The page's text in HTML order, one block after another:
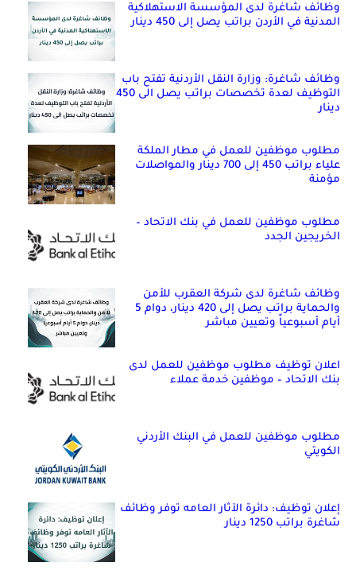
وظائف شاغرة لدى المؤسسة الاستهلاكية
المدنية في الأردن براتب يصل إلى 450 دينار
وظائف شاغرة: وزارة النقل الأردنية تفتح باب
التوظيف لعدة تخصصات براتب يصل الى 450
دينار
مطلوب موظفين للعمل في مطار الملكة
علياء براتب 450 إلى 700 دينار والمواصلات
مؤمنة
مطلوب موظفين للعمل في بنك الاتحاد –
الخريجين الجدد
وظائف شاغرة لدى شركة العقرب للأمن
والحماية براتب يصل إلى 420 دينار، دوام 5
أيام أسبوعياً وتعيين مباشر
اعلان توظيف مطلوب موظفين للعمل لدى
بنك الاتحاد – موظفين خدمة عملاء
مطلوب موظفين للعمل في البنك الأردني
الكويتي
إعلان توظيف: دائرة الآثار العامه توفر وظائف
شاغرة براتب 1250 دينار